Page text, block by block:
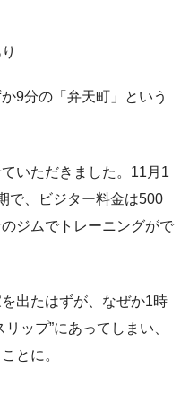
9分の「弁天町」という
いただきました。11月1
で、ビジター料金は500
ジムでトレーニングがで
出たはずが、なぜか1時
ップ”にあってしまい、
とに。